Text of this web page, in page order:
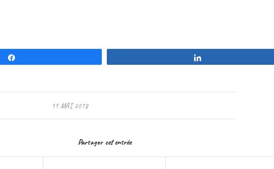
19 MAI 2018
Partager cet entrée